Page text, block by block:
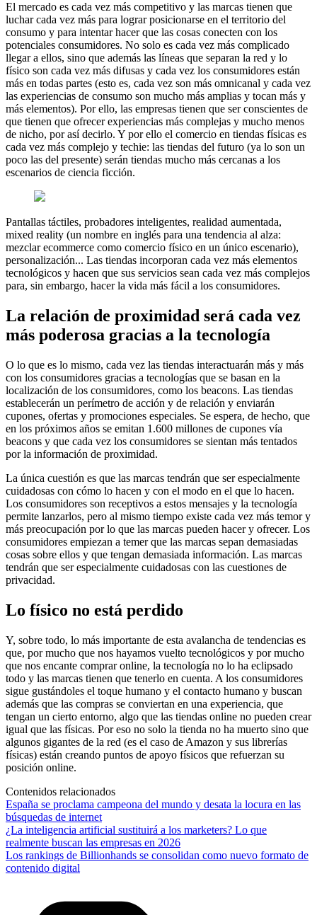
El mercado es cada vez más competitivo y las marcas tienen que
luchar cada vez más para lograr posicionarse en el territorio del
consumo y para intentar hacer que las cosas conecten con los
potenciales consumidores. No solo es cada vez más complicado
llegar a ellos, sino que además las líneas que separan la red y lo
físico son cada vez más difusas y cada vez los consumidores están
más en todas partes (esto es, cada vez son más omnicanal y cada vez
las experiencias de consumo son mucho más amplias y tocan más y
más elementos). Por ello, las empresas tienen que ser conscientes de
que tienen que ofrecer experiencias más complejas y mucho menos
de nicho, por así decirlo. Y por ello el comercio en tiendas físicas es
cada vez más complejo y techie: las tiendas del futuro (ya lo son un
poco las del presente) serán tiendas mucho más cercanas a los
escenarios de ciencia ficción.
Pantallas táctiles, probadores inteligentes, realidad aumentada,
mixed reality (un nombre en inglés para una tendencia al alza:
mezclar ecommerce como comercio físico en un único escenario),
personalización... Las tiendas incorporan cada vez más elementos
tecnológicos y hacen que sus servicios sean cada vez más complejos
para, sin embargo, hacer la vida más fácil a los consumidores.
La relación de proximidad será cada vez
más poderosa gracias a la tecnología
O lo que es lo mismo, cada vez las tiendas interactuarán más y más
con los consumidores gracias a tecnologías que se basan en la
localización de los consumidores, como los beacons. Las tiendas
establecerán un perímetro de acción y de relación y enviarán
cupones, ofertas y promociones especiales. Se espera, de hecho, que
en los próximos años se emitan 1.600 millones de cupones vía
beacons y que cada vez los consumidores se sientan más tentados
por la información de proximidad.
La única cuestión es que las marcas tendrán que ser especialmente
cuidadosas con cómo lo hacen y con el modo en el que lo hacen.
Los consumidores son receptivos a estos mensajes y la tecnología
permite lanzarlos, pero al mismo tiempo existe cada vez más temor y
más preocupación por lo que las marcas pueden hacer y ofrecer. Los
consumidores empiezan a temer que las marcas sepan demasiadas
cosas sobre ellos y que tengan demasiada información. Las marcas
tendrán que ser especialmente cuidadosas con las cuestiones de
privacidad.
Lo físico no está perdido
Y, sobre todo, lo más importante de esta avalancha de tendencias es
que, por mucho que nos hayamos vuelto tecnológicos y por mucho
que nos encante comprar online, la tecnología no lo ha eclipsado
todo y las marcas tienen que tenerlo en cuenta. A los consumidores
sigue gustándoles el toque humano y el contacto humano y buscan
además que las compras se conviertan en una experiencia, que
tengan un cierto entorno, algo que las tiendas online no pueden crear
igual que las físicas. Por eso no solo la tienda no ha muerto sino que
algunos gigantes de la red (es el caso de Amazon y sus librerías
físicas) están creando puntos de apoyo físicos que refuerzan su
posición online.
Contenidos relacionados
España se proclama campeona del mundo y desata la locura en las
búsquedas de internet
¿La inteligencia artificial sustituirá a los marketers? Lo que
realmente buscan las empresas en 2026
Los rankings de Billionhands se consolidan como nuevo formato de
contenido digital